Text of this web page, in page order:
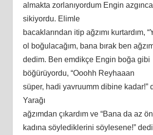
almakta zorlanıyordum Engin azgınca
sikiyordu. Elimle
bacaklarından itip ağzımı kurtardım,
ol boğulacağım, bana bırak ben
dedim. Ben emdikçe Engin boğa gibi
böğürüyordu, “Ooohh Reyhaaan
süper, hadi yavruumm dibine kadar!”
Yarağı
ağzımdan çıkardım ve “Bana da az
kadına söylediklerini söylesene!”